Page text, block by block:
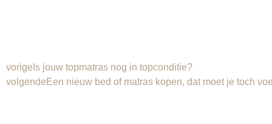
vorige Is jouw topmatras nog in topconditie?
volgende Een nieuw bed of matras kopen, dat moet je toch